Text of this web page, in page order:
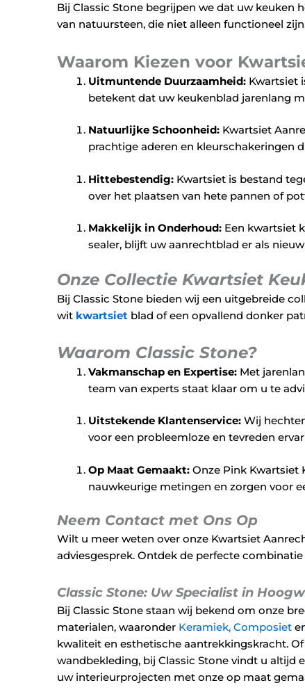
Bij Classic Stone begrijpen we dat uw keuken
van natuursteen, die niet alleen functioneel
Waarom Kiezen voor
Uitmuntende Duurzaamheid: Kwartsiet
betekent dat uw keukenblad jarenlang
Natuurlijke Schoonheid: Kwartsiet
prachtige aderen en kleurschakeringen
Hittebestendig: Kwartsiet is bestand
over het plaatsen van hete pannen of
Makkelijk in Onderhoud: Een kwartsiet
sealer, blijft uw aanrechtblad er als
Onze Collectie Kwartsiet
Bij Classic Stone bieden wij een uitgebreide
wit kwartsiet blad of een opvallend donker
Waarom Classic Stone?
Vakmanschap en Expertise: Met
team van experts staat klaar om u te
Uitstekende Klantenservice: Wij
voor een probleemloze en tevreden
Op Maat Gemaakt: Onze Pink Kwartsiet
nauwkeurige metingen en zorgen voor
Neem Contact met Ons Op
Wilt u meer weten over onze Kwartsiet
adviesgesprek. Ontdek de perfecte
Classic Stone: Uw Specialist in
Bij Classic Stone staan wij bekend om onze
materialen, waaronder Keramiek, Composiet
kwaliteit en esthetische aantrekkingskracht.
wandbekleding, bij Classic Stone vindt u altijd
uw interieurprojecten met onze op maat